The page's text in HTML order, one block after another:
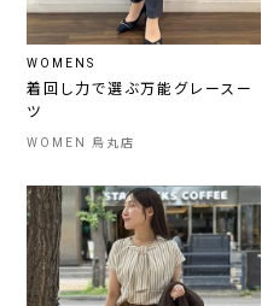
WOMENS
着回し力で選ぶ万能グレースー
ツ
WOMEN 烏丸店